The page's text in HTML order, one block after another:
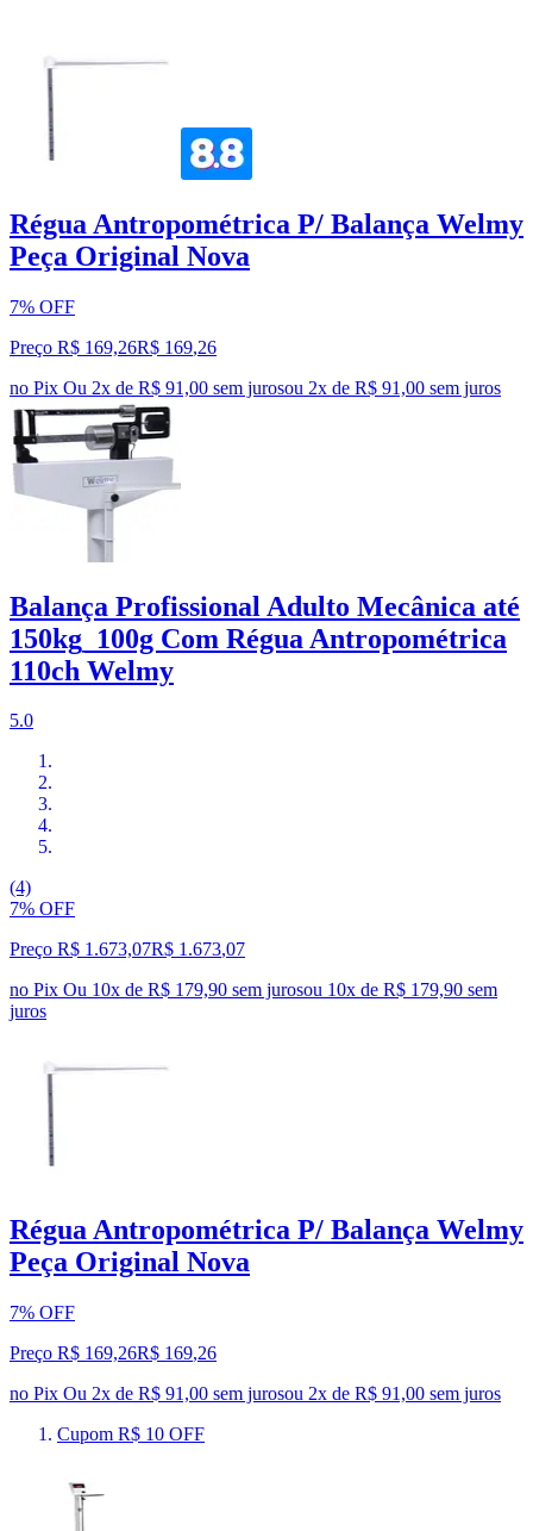
Régua Antropométrica P/ Balança Welmy
Peça Original Nova
7% OFF
Preço R$ 169,26R$ 169,26
no Pix Ou 2x de R$ 91,00 sem jurosou 2x de R$ 91,00 sem juros
Balança Profissional Adulto Mecânica até
150kg_100g Com Régua Antropométrica
110ch Welmy
5.0
(4)
7% OFF
Preço R$ 1.673,07R$ 1.673,07
no Pix Ou 10x de R$ 179,90 sem jurosou 10x de R$ 179,90 sem
juros
Régua Antropométrica P/ Balança Welmy
Peça Original Nova
7% OFF
Preço R$ 169,26R$ 169,26
no Pix Ou 2x de R$ 91,00 sem jurosou 2x de R$ 91,00 sem juros
Cupom R$ 10 OFF